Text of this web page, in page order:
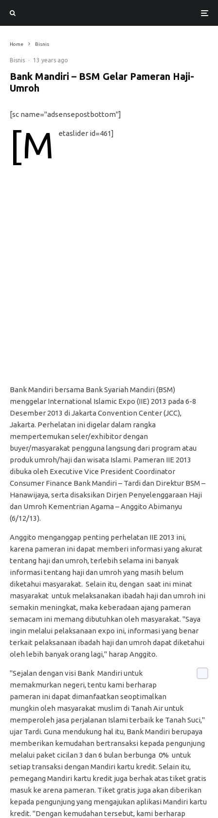
Home Bisnis
Bisnis · 13 years ago
Bank Mandiri – BSM Gelar Pameran Haji-
Umroh
[sc name="adsensepostbottom"]
[m etaslider id=461]
Bank Mandiri bersama Bank Syariah Mandiri (BSM)
menggelar International Islamic Expo (IIE) 2013 pada 6-8
Desember 2013 di Jakarta Convention Center (JCC),
Jakarta. Perhelatan ini digelar dalam rangka
mempertemukan seler/exhibitor dengan
buyer/masyarakat pengguna langsung dari program atau
produk umroh/haji dan wisata Islami. Pameran IIE 2013
dibuka oleh Executive Vice President Coordinator
Consumer Finance Bank Mandiri – Tardi dan Direktur BSM –
Hanawijaya, serta disaksikan Dirjen Penyelenggaraan Haji
dan Umroh Kementrian Agama – Anggito Abimanyu
(6/12/13).
Anggito menganggap penting perhelatan IIE 2013 ini,
karena pameran ini dapat memberi informasi yang akurat
tentang haji dan umroh, terlebih selama ini banyak
informasi tentang haji dan umroh yang masih belum
diketahui masyarakat. Selain itu, dengan saat ini minat
masyarakat untuk melaksanakan ibadah haji dan umroh ini
semakin meningkat, maka keberadaan ajang pameran
semacam ini memang dibutuhkan oleh masyarakat. "Saya
ingin melalui pelaksanaan expo ini, informasi yang benar
terkait pelaksanaan ibadah haji dan umroh dapat diketahui
oleh lebih banyak orang lagi," harap Anggito.
"Sejalan dengan visi Bank Mandiri untuk
memakmurkan negeri, tentu kami berharap
pameran ini dapat dimanfaatkan seoptimalkan
mungkin oleh masyarakat muslim di Tanah Air untuk
memperoleh jasa perjalanan Islami terbaik ke Tanah Suci,"
ujar Tardi. Guna mendukung hal itu, Bank Mandiri berupaya
memberikan kemudahan bertransaksi kepada pengunjung
melalui paket cicilan 3 dan 6 bulan berbunga 0% untuk
setiap transaksi dengan Mandiri kartu kredit. Selain itu,
pemegang Mandiri kartu kredit juga berhak atas tiket gratis
masuk ke arena pameran. Tiket gratis juga akan diberikan
kepada pengunjung yang mengajukan aplikasi Mandiri kartu
kredit. "Dengan kemudahan tersebut, kami berharap